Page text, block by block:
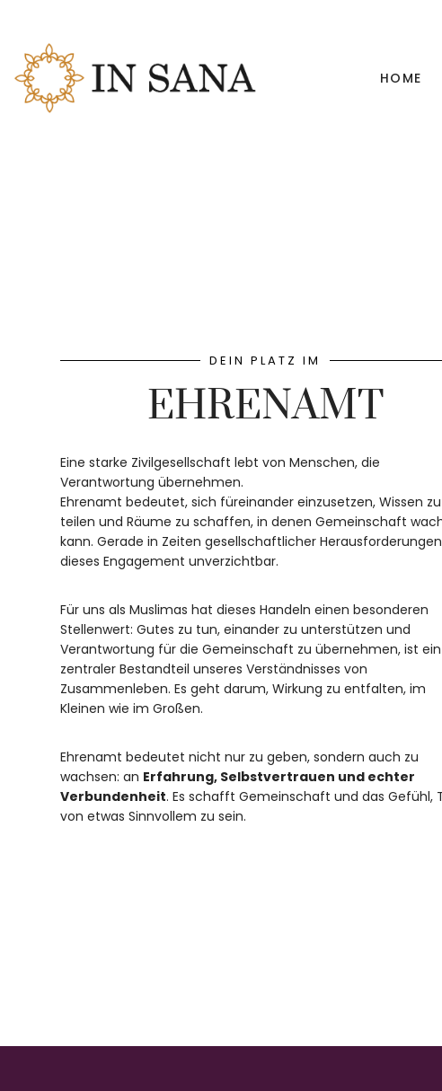
HOME
DEIN PLATZ IM
EHRENAMT
Eine starke Zivilgesellschaft lebt von Menschen, die
Verantwortung übernehmen.
Ehrenamt bedeutet, sich füreinander einzusetzen, Wissen zu
teilen und Räume zu schaffen, in denen Gemeinschaft
kann. Gerade in Zeiten gesellschaftlicher
dieses Engagement unverzichtbar.
Für uns als Muslimas hat dieses Handeln einen besonderen
Stellenwert: Gutes zu tun, einander zu unterstützen und
Verantwortung für die Gemeinschaft zu übernehmen, ist ein
zentraler Bestandteil unseres Verständnisses von
Zusammenleben. Es geht darum, Wirkung zu entfalten, im
Kleinen wie im Großen.
Ehrenamt bedeutet nicht nur zu geben, sondern auch zu
wachsen: an Erfahrung, Selbstvertrauen und echter
Verbundenheit. Es schafft Gemeinschaft und das Gefühl,
von etwas Sinnvollem zu sein.